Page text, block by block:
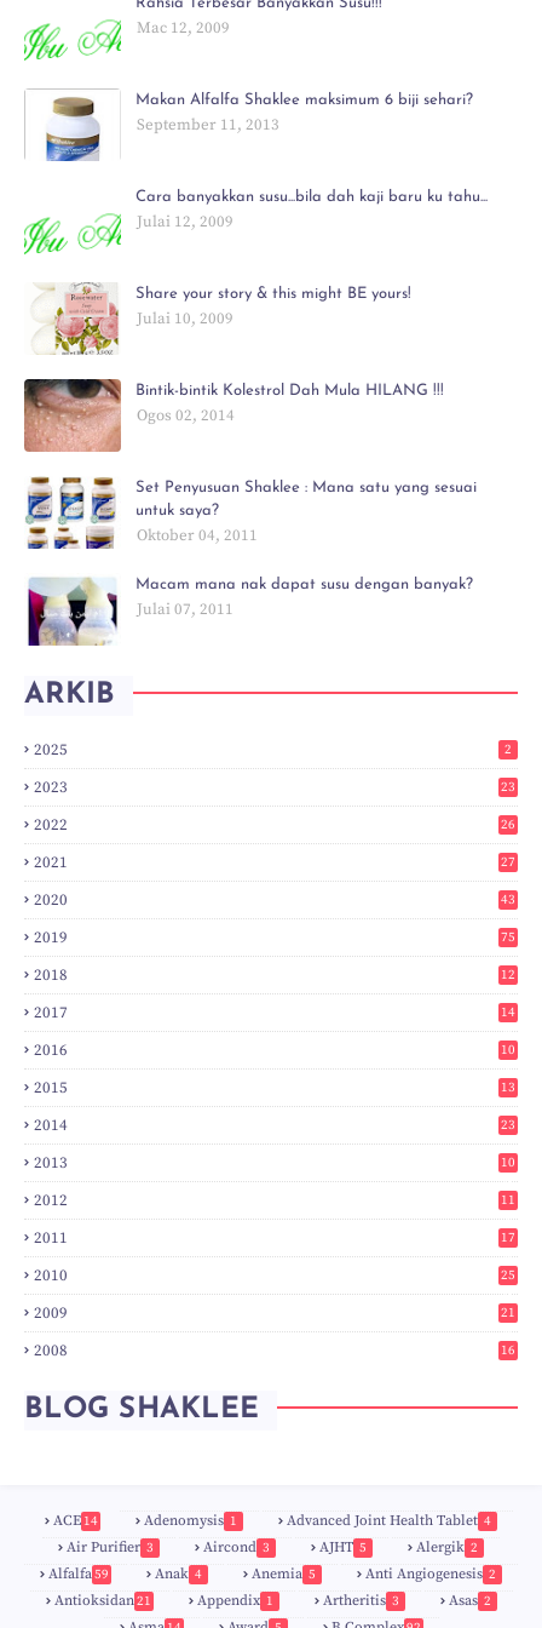
Mac 12, 2009
Makan Alfalfa Shaklee maksimum 6 biji sehari?
September 11, 2013
Cara banyakkan susu...bila dah kaji baru ku tahu...
Julai 12, 2009
Share your story & this might BE yours!
Julai 10, 2009
Bintik-bintik Kolestrol Dah Mula HILANG !!!
Ogos 02, 2014
Set Penyusuan Shaklee : Mana satu yang sesuai
untuk saya?
Oktober 04, 2011
Macam mana nak dapat susu dengan banyak?
Julai 07, 2011
ARKIB
2025 2
2023 23
2022 26
2021 27
2020 43
2019 75
2018
12
8
2017
14
2016
10
3
2015
13
7
2014
23
2
2013
10
0
2012
11
3
2011
17
2010
25
0
2009
21
2008
16
BLOG SHAKLEE
ACE 14 Adenomysis 1 Advanced Joint Health Tablet 4
Air Purifier 3 Aircond 3 AJHT 5 Alergik 2
Alfalfa59 Anak 4 Anemia 5 Anti Angiogenesis 2
Antioksidan21 Appendix 1 Artheritis 3 Asas 2